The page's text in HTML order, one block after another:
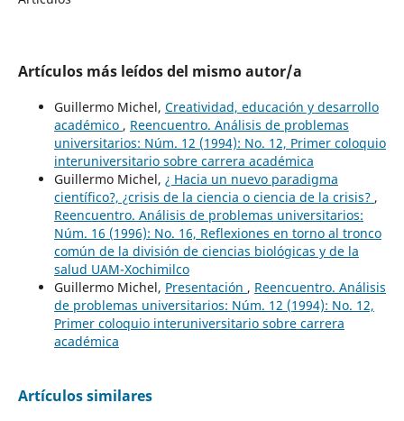
Artículos más leídos del mismo autor/a
Guillermo Michel, Creatividad, educación y desarrollo
académico , Reencuentro. Análisis de problemas
universitarios: Núm. 12 (1994): No. 12, Primer coloquio
interuniversitario sobre carrera académica
Guillermo Michel, ¿ Hacia un nuevo paradigma
científico?, ¿crisis de la ciencia o ciencia de la crisis? ,
Reencuentro. Análisis de problemas universitarios:
Núm. 16 (1996): No. 16, Reflexiones en torno al tronco
común de la división de ciencias biológicas y de la
salud UAM-Xochimilco
Guillermo Michel, Presentación , Reencuentro. Análisis
de problemas universitarios: Núm. 12 (1994): No. 12,
Primer coloquio interuniversitario sobre carrera
académica
Artículos similares